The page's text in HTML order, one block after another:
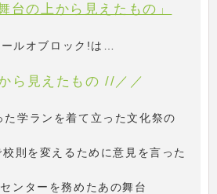
台の上から見えたもの」
ルオブロック!は…
ら見えたもの //／／
た学ランを着て立った文化祭の
則を変えるために意見を言った
ンターを務めたあの舞台